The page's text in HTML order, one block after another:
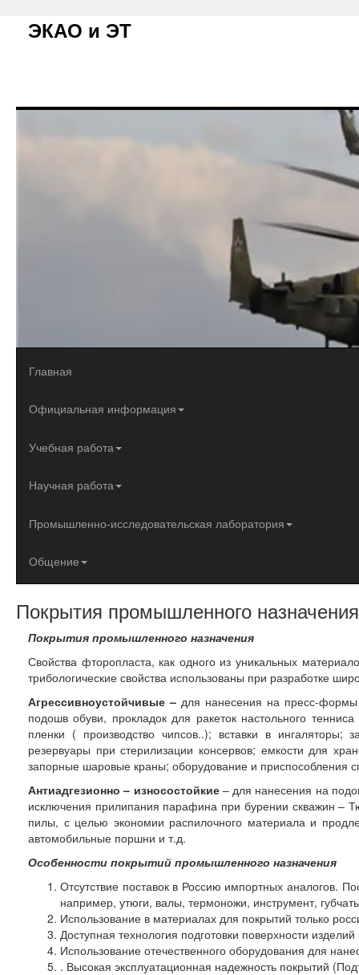
ЭКАО и ЭТ
Главная
Официальная информация
Учебная работа
Научная работа
Промышленно-исследовательская лаборатория
Общение
Покрытия промышленного
Покрытия промышленного назначения
Свойства фторопласта, как одного из уникальных
трибологические свойства использованы при разработке
Агрессивноустойчивые – для нанесения на пресс-формы
подошв обуви, прокладок для ракеток настольного
пленки ( производство чипсов..); вставки в ингаляторы;
резервуары при стерилизации консервов; емкости для
запорные шаровые краны; оборудование и приспособления
Антиадгезионно – износостойкие – для нанесения на
исключения прилипания парафина при бурении скважин –
пилы, с целью экономии распилочного материала и
автомобильные поршни и т.д.
Особенности покрытий промышленного назначения
Отсутствие поставок в Россию импортных аналогов.
например, утюги, валы, термоножи, инструмент,
Использование в материалах для покрытий только
Доступная технология подготовки поверхности
Использование отечественного оборудования для
. Высокая эксплуатационная надежность покрытий